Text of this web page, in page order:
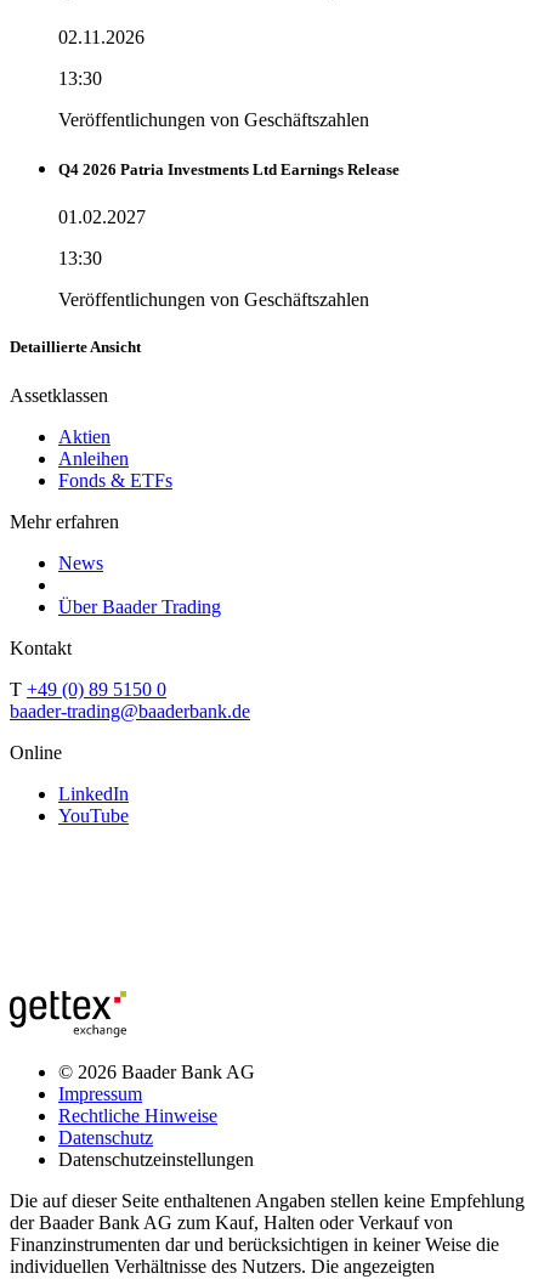
02.11.2026
13:30
Veröffentlichungen von Geschäftszahlen
Q4 2026 Patria Investments Ltd Earnings Release
01.02.2027
13:30
Veröffentlichungen von Geschäftszahlen
Detaillierte Ansicht
Assetklassen
Aktien
Anleihen
Fonds & ETFs
Mehr erfahren
News
Über Baader Trading
Kontakt
T +49 (0) 89 5150 0
baader-trading@baaderbank.de
Online
LinkedIn
YouTube
© 2026 Baader Bank AG
Impressum
Rechtliche Hinweise
Datenschutz
Datenschutzeinstellungen
Die auf dieser Seite enthaltenen Angaben stellen keine Empfehlung
der Baader Bank AG zum Kauf, Halten oder Verkauf von
Finanzinstrumenten dar und berücksichtigen in keiner Weise die
individuellen Verhältnisse des Nutzers. Die angezeigten